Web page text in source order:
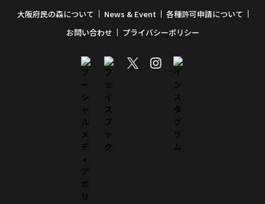
大阪府民の森について News & Event
各種許可申請について
お問い合わせ
プライバシーポリシー